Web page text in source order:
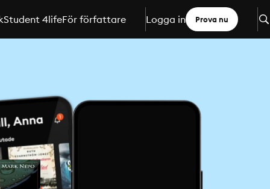
Student 4lifeFör författare Logga in Prova nu